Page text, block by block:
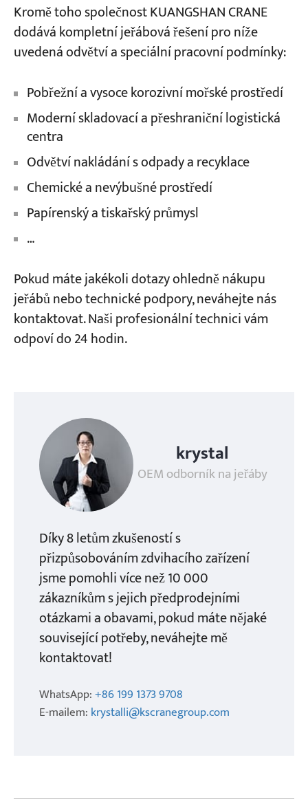
Kromě toho společnost KUANGSHAN CRANE
dodává kompletní jeřábová řešení pro níže
uvedená odvětví a speciální pracovní podmínky:
Pobřežní a vysoce korozivní mořské prostředí
Moderní skladovací a přeshraniční logistická
centra
Odvětví nakládání s odpady a recyklace
Chemické a nevýbušné prostředí
Papírenský a tiskařský průmysl
…
Pokud máte jakékoli dotazy ohledně nákupu
jeřábů nebo technické podpory, neváhejte nás
kontaktovat. Naši profesionální technici vám
odpoví do 24 hodin.
krystal
OEM odborník na jeřáby
Díky 8 letům zkušeností s
přizpůsobováním zdvihacího zařízení
jsme pomohli více než 10 000
zákazníkům s jejich předprodejními
otázkami a obavami, pokud máte nějaké
související potřeby, neváhejte mě
kontaktovat!
WhatsApp:+86 199 1373 9708
E-mailem: krystalli@kscranegroup.com